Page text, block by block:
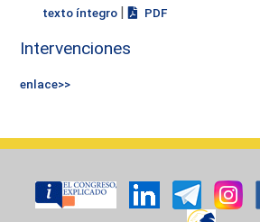
texto íntegro | PDF
Intervenciones
enlace>>